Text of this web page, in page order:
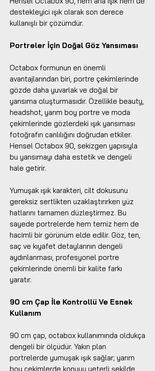
destekleyici ışık olarak son derece
kullanışlı bir çözümdür.
Portreler İçin Doğal Göz Yansıması
Octabox formunun en önemli
avantajlarından biri, portre çekimlerinde
gözde daha yuvarlak ve doğal bir
yansıma oluşturmasıdır. Özellikle beauty,
headshot, yarım boy portre ve moda
çekimlerinde gözlerdeki ışık yansıması
fotoğrafın canlılığını doğrudan etkiler.
Hensel Octabox 90, sekizgen yapısıyla
bu yansımayı daha estetik ve dengeli
hale getirir.
Yumuşak ışık karakteri, cilt dokusunu
gereksiz sertlikten uzaklaştırırken yüz
hatlarını tamamen düzleştirmez. Bu
sayede portrelerde hem temiz hem de
hacimli bir görünüm elde edilir. Göz, ten,
saç ve kıyafet detaylarının dengeli
aydınlanması, profesyonel portre
çekimlerinde önemli bir kalite farkı
yaratır.
90 cm Çap İle Kontrollü Ve Esnek
Kullanım
90 cm çap, octabox kullanımında oldukça
dengeli bir ölçüdür. Yakın plan
portrelerde yumuşak ışık sağlar; yarım
boy çekimlerde konuyu yeterli şekilde